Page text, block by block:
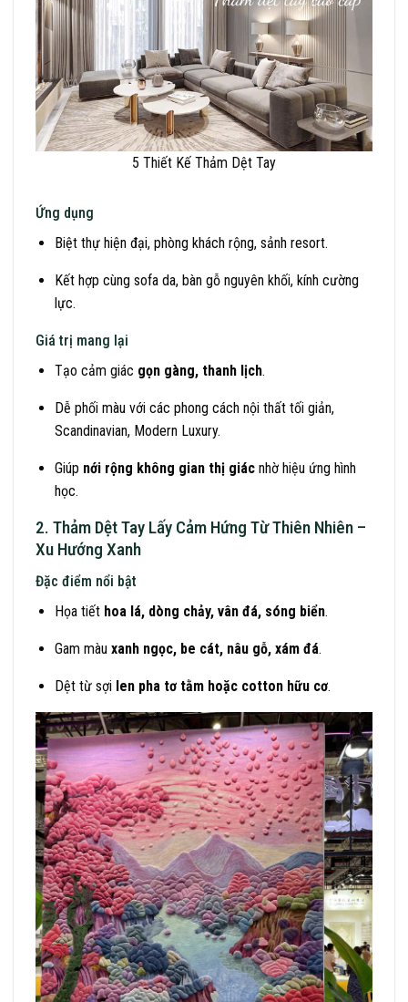
5 Thiết Kế Thảm Dệt Tay
Ứng dụng
Biệt thự hiện đại, phòng khách rộng, sảnh resort.
Kết hợp cùng sofa da, bàn gỗ nguyên khối, kính cường
lực.
Giá trị mang lại
Tạo cảm giác gọn gàng, thanh lịch.
Dễ phối màu với các phong cách nội thất tối giản,
Scandinavian, Modern Luxury.
Giúp nới rộng không gian thị giácnhờ hiệu ứng hình
học.
2. Thảm Dệt Tay Lấy Cảm Hứng Từ Thiên Nhiên –
Xu Hướng Xanh
Đặc điểm nổi bật
Họa tiết hoa lá, dòng chảy, vân đá, sóng biển.
Gam màu xanh ngọc, be cát, nâu gỗ, xám đá.
Dệt từ sợi len pha tơ tằm hoặc cotton hữu cơ.